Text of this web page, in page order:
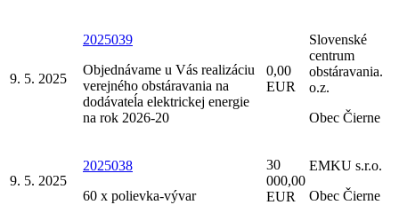
9. 5. 2025
2025039
Objednávame u Vás realizáciu
verejného obstáravania na
dodávateĺa elektrickej energie
na rok 2026-20
0,00
EUR
Slovenské
centrum
obstáravania.
o.z.
Obec Čierne
9. 5. 2025
2025038
60 x polievka-vývar
30
000,00
EUR
EMKU s.r.o.
Obec Čierne